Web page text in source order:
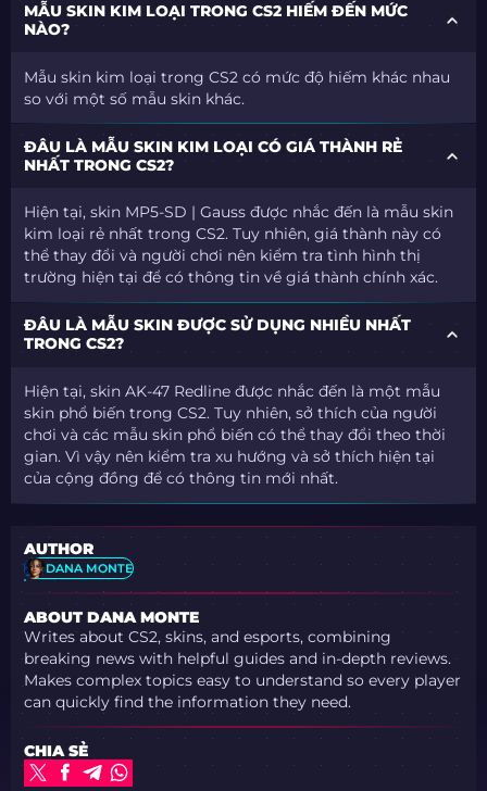
MẪU SKIN KIM LOẠI TRONG CS2 HIẾM ĐẾN MỨC
NÀO?
Mẫu skin kim loại trong CS2 có mức độ hiếm khác nhau
so với một số mẫu skin khác.
ĐÂU LÀ MẪU SKIN KIM LOẠI CÓ GIÁ THÀNH RẺ
NHẤT TRONG CS2?
Hiện tại, skin MP5-SD | Gauss được nhắc đến là mẫu skin
kim loại rẻ nhất trong CS2. Tuy nhiên, giá thành này có
thể thay đổi và người chơi nên kiểm tra tình hình thị
trường hiện tại để có thông tin về giá thành chính xác.
ĐÂU LÀ MẪU SKIN ĐƯỢC SỬ DỤNG NHIỀU NHẤT
TRONG CS2?
Hiện tại, skin AK-47 Redline được nhắc đến là một mẫu
skin phổ biến trong CS2. Tuy nhiên, sở thích của người
chơi và các mẫu skin phổ biến có thể thay đổi theo thời
gian. Vì vậy nên kiểm tra xu hướng và sở thích hiện tại
của cộng đồng để có thông tin mới nhất.
AUTHOR
DANA MONTE
ABOUT DANA MONTE
Writes about CS2, skins, and esports, combining
breaking news with helpful guides and in-depth reviews.
Makes complex topics easy to understand so every player
can quickly find the information they need.
CHIA SẺ